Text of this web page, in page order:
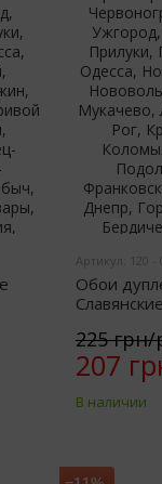
Артикул: 120 -
Обои
225 грн/
207
В наличии